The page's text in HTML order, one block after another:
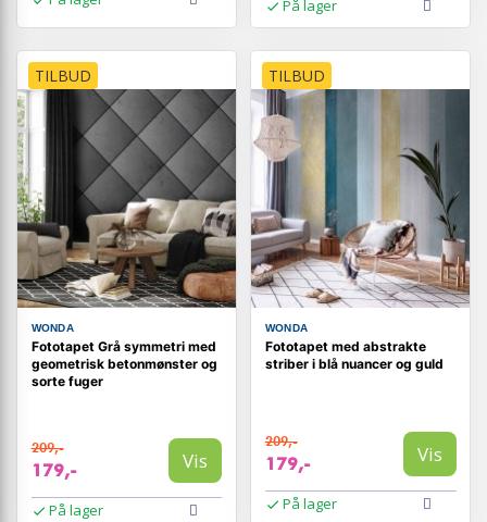
På lager
TILBUD
WONDA
Fototapet Grå symmetri med
geometrisk betonmønster og
sorte fuger
209,-
179,- Vis
På lager
TILBUD
WONDA
Fototapet med abstrakte
striber i blå nuancer og guld
209,-
179,- Vis
På lager